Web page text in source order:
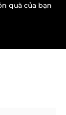
quà của bạn